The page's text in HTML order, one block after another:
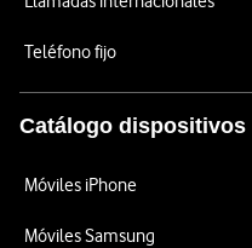
Teléfono fijo
Catálogo dispositivos
Móviles iPhone
Móviles Samsung